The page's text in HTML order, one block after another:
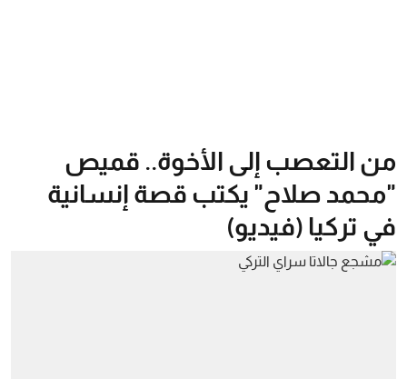
من التعصب إلى الأخوة.. قميص
"محمد صلاح" يكتب قصة إنسانية
في تركيا (فيديو)